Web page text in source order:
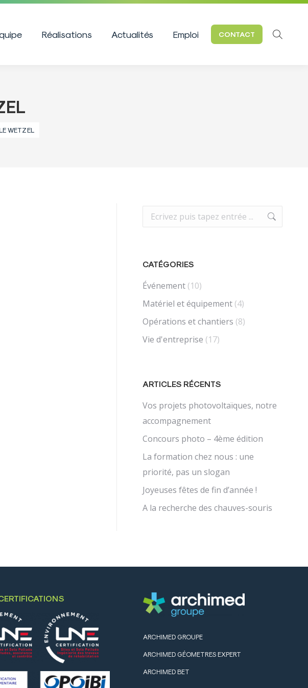
Réalisations Actualités Emploi CONTACT
WETZEL
Recherche
:
CATÉGORIES
Événement (10)
Matériel et équipement (4)
Opérations et chantiers (8)
Vie d'entreprise (17)
ARTICLES RÉCENTS
Vos projets photovoltaïques, notre
accompagnement
Concours photo – 4ème édition
La formation chez nous : une
priorité, pas un slogan
Joyeuses fêtes de fin d’année !
A la recherche des chauves-souris
ARCHIMED GROUPE
ARCHIMED GÉOMETRES EXPERT
ARCHIMED BET